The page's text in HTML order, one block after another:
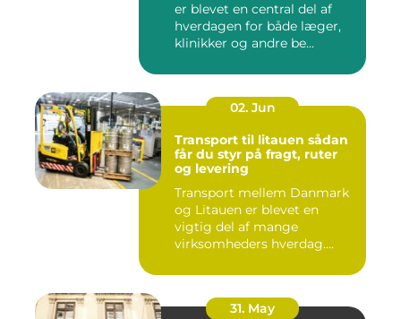
er blevet en central del af
hverdagen for både læger,
klinikker og andre be...
02. Jun
Transport til litauen sådan
får du styr på fragt, ruter
og levering
Transport mellem Danmark
og Litauen er blevet en
vigtig del af mange
virksomheders hverdag.
31. May